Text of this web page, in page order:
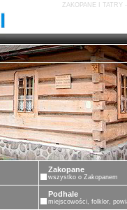
ZAKOPANE I TATRY
Zakopane
wszystko o Zakopanem
Podhale
miejscowości, folklor,